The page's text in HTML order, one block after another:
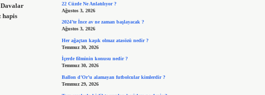
Davalar
hapis
22 Cüzde Ne Anlatılıyor ?
Ağustos 3, 2026
2024’te İnce av ne zaman başlayacak ?
Ağustos 3, 2026
Her ağaçtan kaşık olmaz atasözü nedir ?
Temmuz 30, 2026
İçerde filminin konusu nedir ?
Temmuz 30, 2026
Ballon d’Or’u alamayan futbolcular kimlerdir ?
Temmuz 29, 2026